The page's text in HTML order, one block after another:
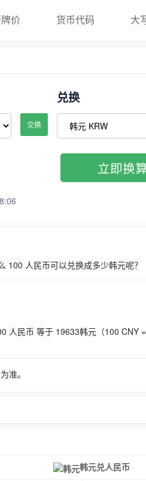
价 货币代码 大
交换
兑换
立即换
100 人民币可以兑换成多少韩元呢？
人民币 等于 19633韩元（100 CNY
准。
韩元兑人民币